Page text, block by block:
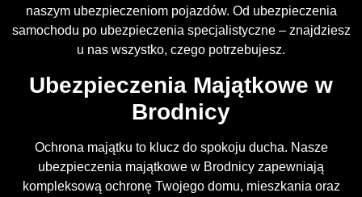
naszym ubezpieczeniom pojazdów. Od ubezpieczenia
samochodu po ubezpieczenia specjalistyczne – znajdziesz
u nas wszystko, czego potrzebujesz.
Ubezpieczenia Majątkowe w
Brodnicy
Ochrona majątku to klucz do spokoju ducha. Nasze
ubezpieczenia majątkowe w Brodnicy zapewniają
kompleksową ochronę Twojego domu, mieszkania oraz